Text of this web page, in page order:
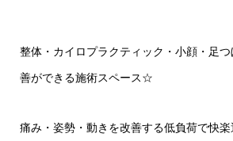
整体・カイロプラクティック・小顔・足
善ができる施術スペース☆
痛み・姿勢・動きを改善する低負荷で快